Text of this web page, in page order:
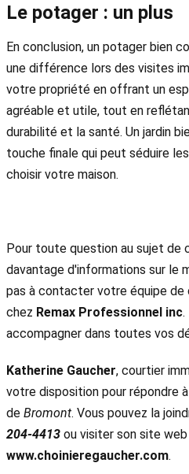
Le potager : un plus
En conclusion, un potager bien
une différence lors des visites
votre propriété en offrant un
agréable et utile, tout en
durabilité et la santé. Un jardin
touche finale qui peut séduire
choisir votre maison.
Pour toute question au sujet de
davantage d'informations sur le
pas à contacter votre équipe
chez Remax Professionnel inc.
accompagner dans toutes vos
Katherine Gaucher, courtier
votre disposition pour répondre
de Bromont. Vous pouvez la
204-4413 ou visiter son site
www.choinieregaucher.com.